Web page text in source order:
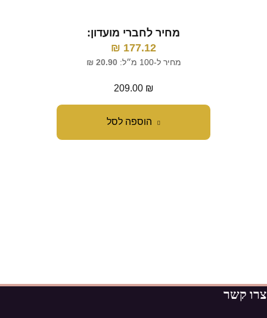
הוספה לסל
מחיר לחברי מועדון:
177.12
₪
מחיר ל-100 מ״ל: 20.90
₪
209.00 ₪
צרו קשר